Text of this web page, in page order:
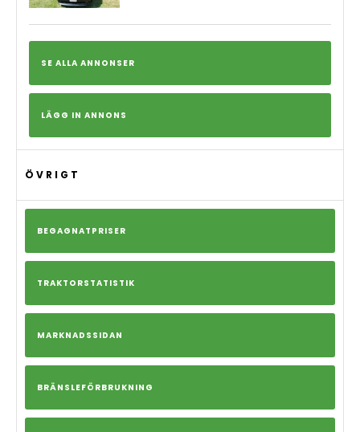
SE ALLA ANNONSER
LÄGG IN ANNONS
ÖVRIGT
BEGAGNATPRISER
TRAKTORSTATISTIK
MARKNADSSIDAN
BRÄNSLEFÖRBRUKNING